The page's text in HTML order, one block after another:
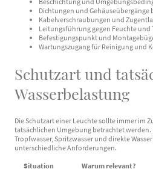
Dichtungen und Gehäuseübergänge
Kabelverschraubungen und
Leitungsführung gegen Feuchte und
Befestigungspunkt und
Wartungszugang für Reinigung und
Schutzart und
Wasserbelastung
Die Schutzart einer Leuchte sollte immer im
tatsächlichen Umgebung betrachtet
Tropfwasser, Spritzwasser und direkte
unterschiedliche Anforderungen.
Situation Warum relevant?